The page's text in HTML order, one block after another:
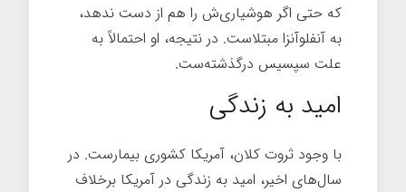
که حتی اگر هوشیاری‌ش را هم از دست ندهد،
به آنفلوآنزا مبتلاست. در نتیجه، او احتمالاً به
علت سپسیس درگذشته‌ست.
امید به زندگی
با وجود ثروت کلان، آمریکا کشوری بیمارست. در
سال‌های اخیر، امید به زندگی در آمریکا برخلاف